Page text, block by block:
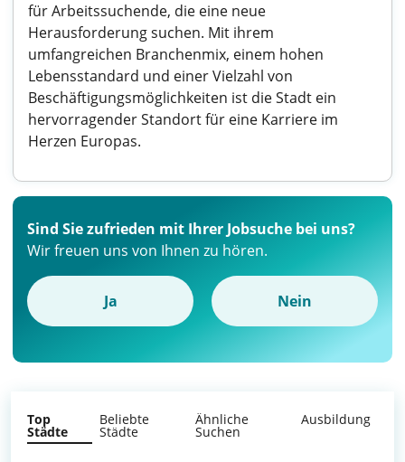
für Arbeitssuchende, die eine neue
Herausforderung suchen. Mit ihrem
umfangreichen Branchenmix, einem hohen
Lebensstandard und einer Vielzahl von
Beschäftigungsmöglichkeiten ist die Stadt ein
hervorragender Standort für eine Karriere im
Herzen Europas.
Sind Sie zufrieden mit Ihrer Jobsuche bei uns?
Wir freuen uns von Ihnen zu hören.
Ja Nein
Top
Städte
Beliebte
Städte
Ähnliche
Suchen
Ausbildung